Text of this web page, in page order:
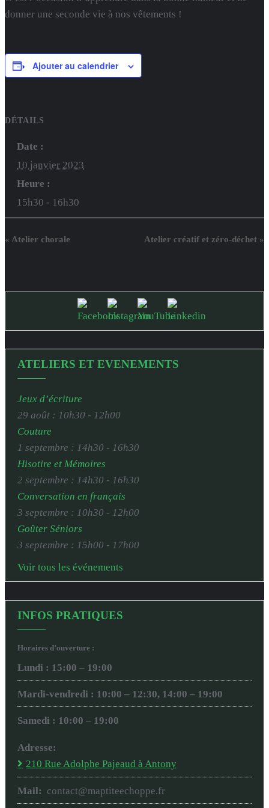
donner une seconde vie à nos vêtements !
Ajouter au calendrier
DÉTAILS
Date :
10 janvier 2023
Heure :
15h30 - 16h30
« Atelier chorale Atelier créatif et zéro-déchet »
ATELIERS ET EVENEMENTS
Jeux d’écriture
29 août : 10h30 - 12h00
Couture
1 septembre : 14h30 - 16h30
Hisotire et Mémoires
2 septembre : 14h30 - 16h30
Conversation en français
3 septembre : 10h30 - 12h00
Goûter Séniors
3 septembre : 15h00 - 17h00
Voir tous les événements
INFOS PRATIQUES
Horaires d’ouverture :
Lundi : 15:00 – 19:00
Mardi-vendredi : 10:00 – 12:30, 14:00 – 19:00
Samedi : 10:00 – 19:00
Adresse:
210 Rue Adolphe Pajeaud à Antony
Mail: contact@maptiteechoppe.fr